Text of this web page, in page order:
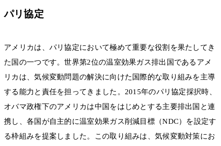
パリ協定
アメリカは、パリ協定において極めて重要な役割を果たしてき
た国の一つです。世界第2位の温室効果ガス排出国であるアメ
リカは、気候変動問題の解決に向けた国際的な取り組みを主導
する能力と責任を担ってきました。2015年のパリ協定採択時、
オバマ政権下のアメリカは中国をはじめとする主要排出国と連
携し、各国が自主的に温室効果ガス削減目標（NDC）を設定す
る枠組みを提案しました。この取り組みは、気候変動対策にお